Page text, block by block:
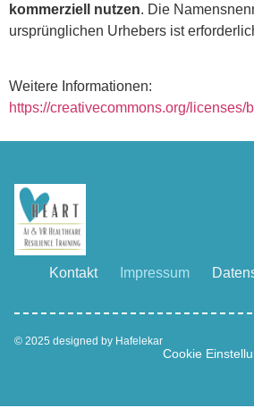
kommerziell nutzen. Die
ursprünglichen Urhebers ist
Weitere Informationen:
https://creativecommons.org/licenses/
Kontakt Impressum
© 2025 designed by Hafelekar
Cookie